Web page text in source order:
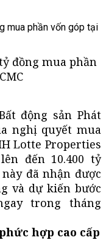
mua phần vốn góp tại
đồng mua phần
động sản Phát
nghị quyết mua
Lotte Properties
đến 10.400 tỷ
đã nhận được
và dự kiến bước
trong tháng
hợp cao cấp